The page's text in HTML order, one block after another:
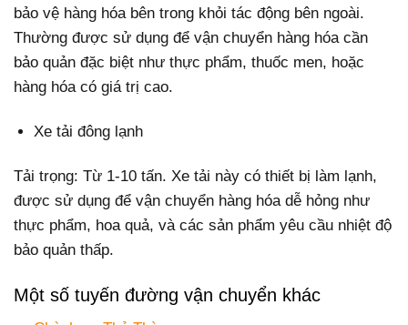
bảo vệ hàng hóa bên trong khỏi tác động bên ngoài.
Thường được sử dụng để vận chuyển hàng hóa cần
bảo quản đặc biệt như thực phẩm, thuốc men, hoặc
hàng hóa có giá trị cao.
Xe tải đông lạnh
Tải trọng: Từ 1-10 tấn. Xe tải này có thiết bị làm lạnh,
được sử dụng để vận chuyển hàng hóa dễ hỏng như
thực phẩm, hoa quả, và các sản phẩm yêu cầu nhiệt độ
bảo quản thấp.
Một số tuyến đường vận chuyển khác